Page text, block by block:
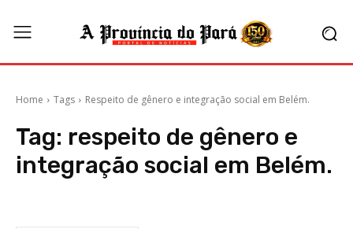
Home Tags Respeito de gênero e integração social em Belém.
Tag: respeito de gênero e
integração social em Belém.